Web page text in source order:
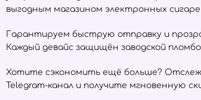
выгодным магазином электронных
Гарантируем быструю отправку и
Каждый девайс защищён заводской
Хотите сэкономить ещё больше?
Telegram-канал и получите мгновенную